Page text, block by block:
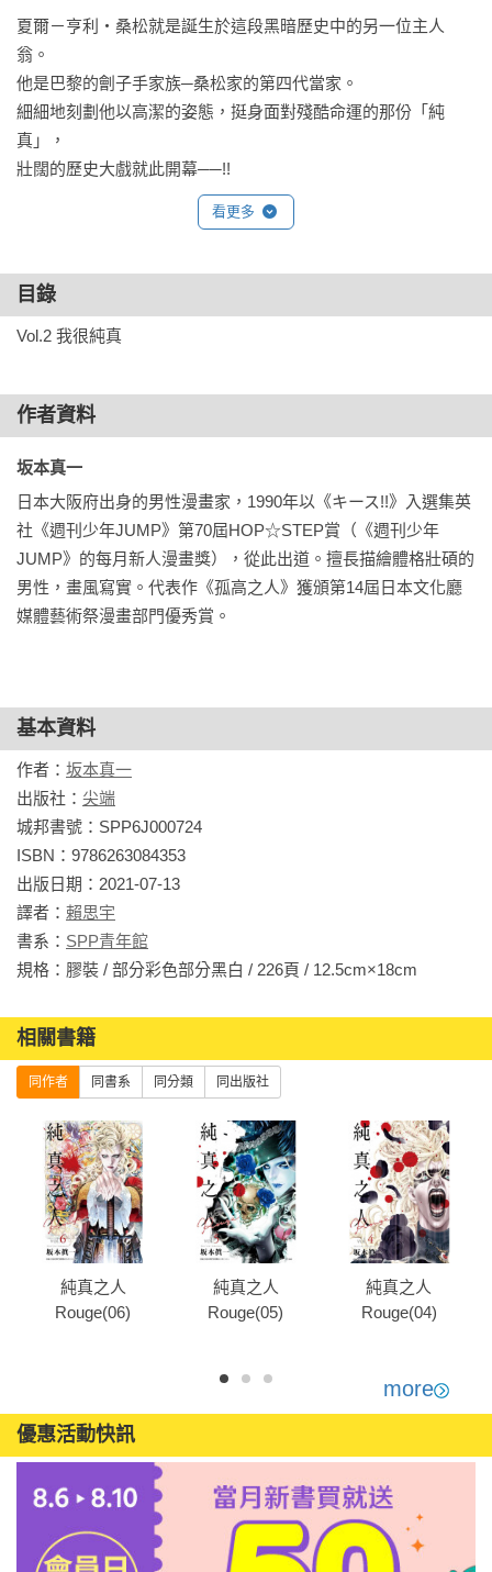
夏爾－亨利‧桑松就是誕生於這段黑暗歷史中的另一位主人
翁。
他是巴黎的劊子手家族─桑松家的第四代當家。
細細地刻劃他以高潔的姿態，挺身面對殘酷命運的那份「純
真」，
壯闊的歷史大戲就此開幕──!!
看更多
目錄
Vol.2 我很純真
作者資料
坂本真一
日本大阪府出身的男性漫畫家，1990年以《キース!!》入選集英
社《週刊少年JUMP》第70屆HOP☆STEP賞（《週刊少年
JUMP》的每月新人漫畫獎），從此出道。擅長描繪體格壯碩的
男性，畫風寫實。代表作《孤高之人》獲頒第14屆日本文化廳
媒體藝術祭漫畫部門優秀賞。
基本資料
作者： 坂本真一
出版社： 尖端
城邦書號：SPP6J000724
ISBN：9786263084353
出版日期：2021-07-13
譯者： 賴思宇
書系： SPP青年館
相關書籍
同作者 同書系 同分類 同出版社
純真之人
Rouge(06)
純真之人
Rouge(05)
純真之人
Rouge(04)
more
優惠活動快訊